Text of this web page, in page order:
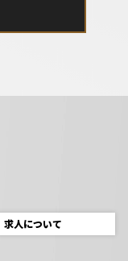
求人について